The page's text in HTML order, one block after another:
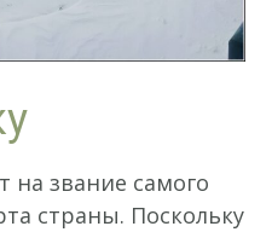
на звание самого
страны. Поскольку